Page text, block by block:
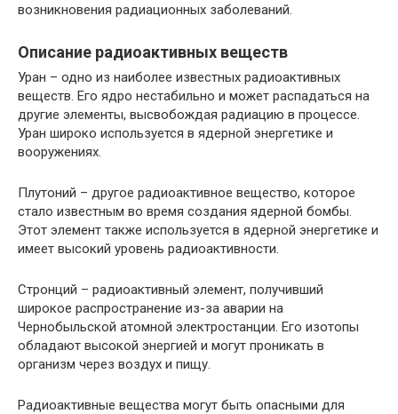
возникновения радиационных заболеваний.
Описание радиоактивных веществ
Уран – одно из наиболее известных радиоактивных
веществ. Его ядро нестабильно и может распадаться на
другие элементы, высвобождая радиацию в процессе.
Уран широко используется в ядерной энергетике и
вооружениях.
Плутоний – другое радиоактивное вещество, которое
стало известным во время создания ядерной бомбы.
Этот элемент также используется в ядерной энергетике и
имеет высокий уровень радиоактивности.
Стронций – радиоактивный элемент, получивший
широкое распространение из-за аварии на
Чернобыльской атомной электростанции. Его изотопы
обладают высокой энергией и могут проникать в
организм через воздух и пищу.
Радиоактивные вещества могут быть опасными для